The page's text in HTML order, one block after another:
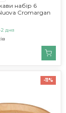
набір 6
Cromargan
2 дня
-11%